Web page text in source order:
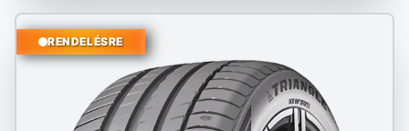
RENDELÉSRE